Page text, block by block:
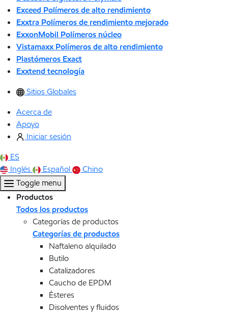
Exceed Polímeros de alto rendimiento
Exxtra Polímeros de rendimiento mejorado
ExxonMobil Polímeros núcleo
Vistamaxx Polímeros de alto rendimiento
Plastómeros Exact
Exxtend tecnología
Sitios Globales
Acerca de
Apoyo
Iniciar sesión
ES
Inglés
Español
Chino
Toggle menu
Productos
Todos los productos
Categorías de productos
Categorías de productos
Naftaleno alquilado
Butilo
Catalizadores
Caucho de EPDM
Ésteres
Disolventes y fluidos